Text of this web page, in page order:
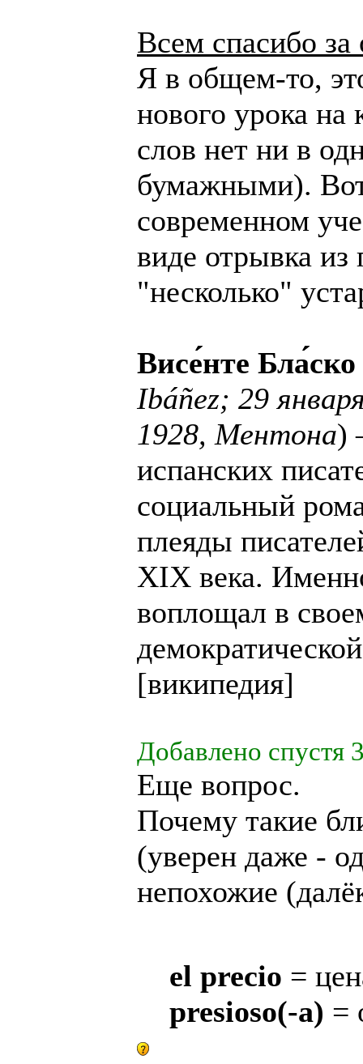
Всем спасибо за
Я в общем-то,
нового урока на
слов нет ни в
бумажными).
современном
виде отрывка из
"несколько"
Висе́́нте
Ibáñez; 29
1928, Ментона)
испанских
социальный
плеяды
XIX века.
воплощал в
[википедия]
Добавлено спустя
Еще вопрос.
Почему такие
(уверен даже -
непохожие
el precio =
presioso(-a) =